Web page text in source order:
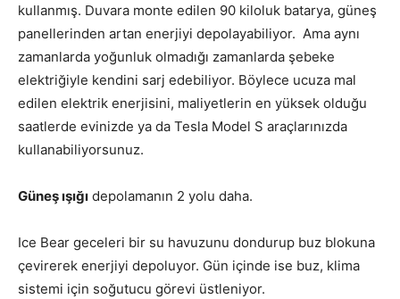
kullanmış. Duvara monte edilen 90 kiloluk batarya, güneş
panellerinden artan enerjiyi depolayabiliyor. Ama aynı
zamanlarda yoğunluk olmadığı zamanlarda şebeke
elektriğiyle kendini sarj edebiliyor. Böylece ucuza mal
edilen elektrik enerjisini, maliyetlerin en yüksek olduğu
saatlerde evinizde ya da Tesla Model S araçlarınızda
kullanabiliyorsunuz.
Güneş ışığı depolamanın 2 yolu daha.
Ice Bear geceleri bir su havuzunu dondurup buz blokuna
çevirerek enerjiyi depoluyor. Gün içinde ise buz, klima
sistemi için soğutucu görevi üstleniyor.